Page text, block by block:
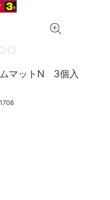
マットN 3個入